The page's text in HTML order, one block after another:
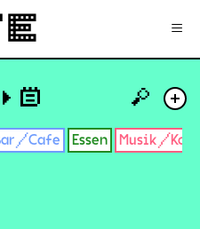
≡
▶ +
🔎
Cafe Essen Musik/